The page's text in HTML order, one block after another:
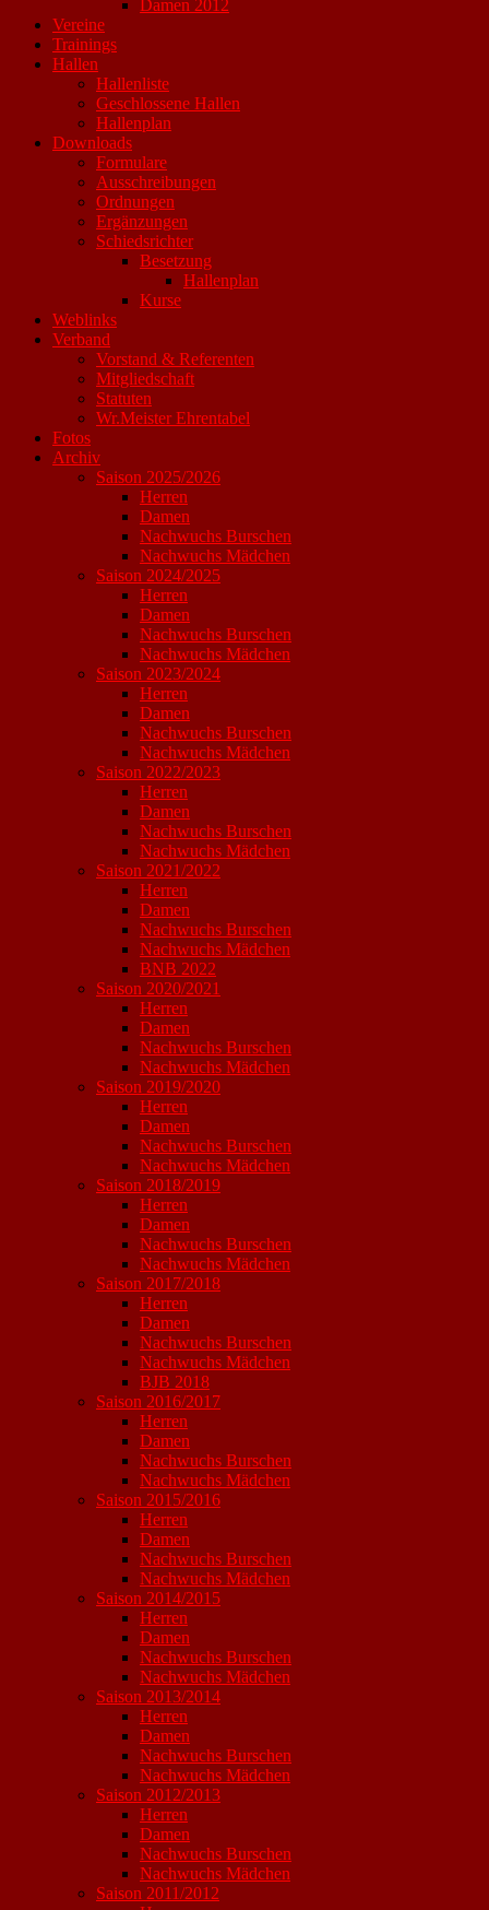
Damen 2012
Vereine
Trainings
Hallen
Hallenliste
Geschlossene Hallen
Hallenplan
Downloads
Formulare
Ausschreibungen
Ordnungen
Ergänzungen
Schiedsrichter
Besetzung
Hallenplan
Kurse
Weblinks
Verband
Vorstand & Referenten
Mitgliedschaft
Statuten
Wr.Meister Ehrentabel
Fotos
Archiv
Saison 2025/2026
Herren
Damen
Nachwuchs Burschen
Nachwuchs Mädchen
Saison 2024/2025
Herren
Damen
Nachwuchs Burschen
Nachwuchs Mädchen
Saison 2023/2024
Herren
Damen
Nachwuchs Burschen
Nachwuchs Mädchen
Saison 2022/2023
Herren
Damen
Nachwuchs Burschen
Nachwuchs Mädchen
Saison 2021/2022
Herren
Damen
Nachwuchs Burschen
Nachwuchs Mädchen
BNB 2022
Saison 2020/2021
Herren
Damen
Nachwuchs Burschen
Nachwuchs Mädchen
Saison 2019/2020
Herren
Damen
Nachwuchs Burschen
Nachwuchs Mädchen
Saison 2018/2019
Herren
Damen
Nachwuchs Burschen
Nachwuchs Mädchen
Saison 2017/2018
Herren
Damen
Nachwuchs Burschen
Nachwuchs Mädchen
BJB 2018
Saison 2016/2017
Herren
Damen
Nachwuchs Burschen
Nachwuchs Mädchen
Saison 2015/2016
Herren
Damen
Nachwuchs Burschen
Nachwuchs Mädchen
Saison 2014/2015
Herren
Damen
Nachwuchs Burschen
Nachwuchs Mädchen
Saison 2013/2014
Herren
Damen
Nachwuchs Burschen
Nachwuchs Mädchen
Saison 2012/2013
Herren
Damen
Nachwuchs Burschen
Nachwuchs Mädchen
Saison 2011/2012